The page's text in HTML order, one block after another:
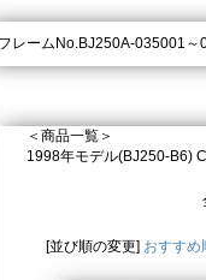
フレームNo.BJ250A-035001～
＜商品一覧＞
1998年モデル(BJ250-B6)
[並び順の変更] おすすめ